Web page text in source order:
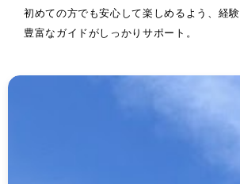
初めての方でも安心して楽しめるよう、経験
豊富なガイドがしっかりサポート。